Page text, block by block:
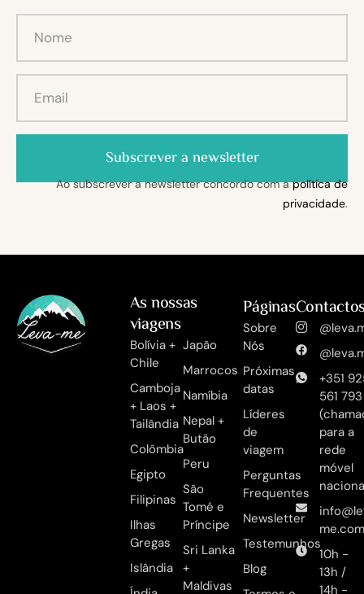
Subscrever a newsletter
Ao subscrever a newsletter concordo com apolítica de
privacidade.
As nossas
viagens
Bolívia +
Chile
Camboja
+ Laos +
Tailândia
Colômbia
Egipto
Filipinas
Ilhas
Gregas
Islândia
Japão
Marrocos
Namíbia
Nepal +
Butão
Peru
São
Tomé e
Príncipe
Sri Lanka
+
Maldivas
Páginas
Sobre
Nós
Próximas
datas
Líderes
de
viagem
Perguntas
Frequentes
Newsletter
Testemunhos
Blog
+351
561 793
para a
rede
móvel
10h -
13h /
14h -